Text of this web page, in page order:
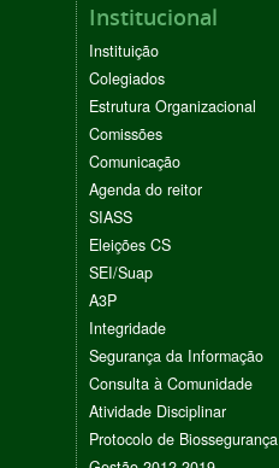
Institucional
Instituição
Colegiados
Estrutura Organizacional
Comissões
Comunicação
Agenda do reitor
SIASS
Eleições CS
SEI/Suap
A3P
Integridade
Segurança da Informação
Consulta à Comunidade
Atividade Disciplinar
Protocolo de Biossegurança